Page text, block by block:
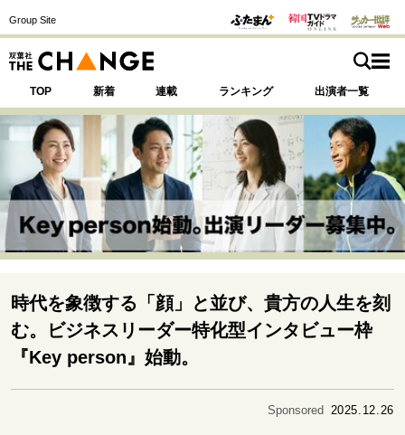
Group Site
TOP 新着 連載 ランキング 出演者一覧
SPECIAL 注目の記事テーマで探す
運命を変えた出会い 決断の裏側
挫折からの再起
未知への挑戦
プロフェッショナルの矜持
表現者の葛藤
人生が動いた日 10代の挫折と原点
時代を象徴する「顔」と並び、貴方の人生を刻
む。ビジネスリーダー特化型インタビュー枠
『Key person』始動。
Sponsored 2025.12.26